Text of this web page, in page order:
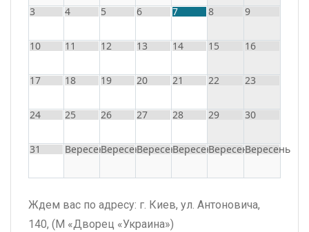
3 4 5 6 7 8 9
10 11 12 13 14 15 16
17 18 19 20 21 22 23
24 25 26 27 28 29 30
31 ВересеньВересеньВересеньВересеньВересеньВересень
Ждем вас по адресу: г. Киев, ул. Антоновича,
140, (М «Дворец «Украина»)